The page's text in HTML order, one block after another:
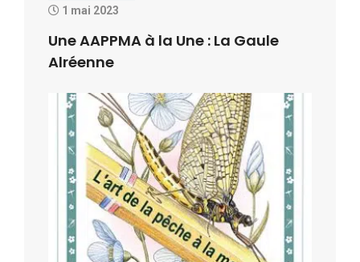
1 mai 2023
Une AAPPMA à la Une : La Gaule
Alréenne